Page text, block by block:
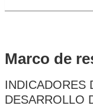
Marco de
INDICADORES
DESARROLLO